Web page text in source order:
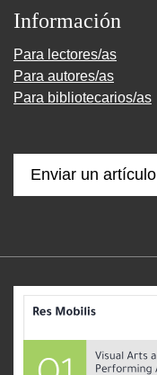
Información
Para lectores/as
Para autores/as
Para bibliotecarios/as
Enviar un artículo